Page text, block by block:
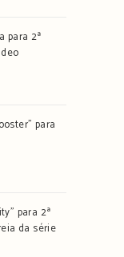
para 2ª
para
para 2ª
da série